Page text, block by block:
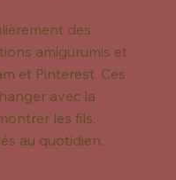
des
amigurumis et
et Pinterest. Ces
avec la
les fils,
au quotidien.